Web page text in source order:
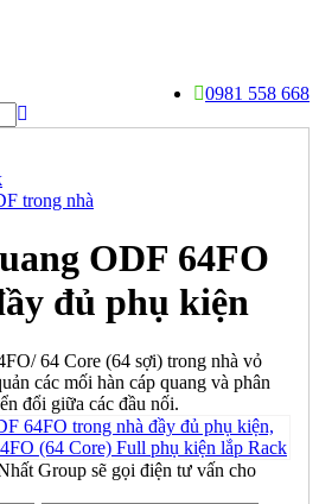
0981 558 668
trong nhà
ODF 64FO
đủ phụ kiện
64 Core (64 sợi) trong nhà vỏ
các mối hàn cáp quang và phân
đổi giữa các đầu nối.
Group sẽ gọi điện tư vấn cho